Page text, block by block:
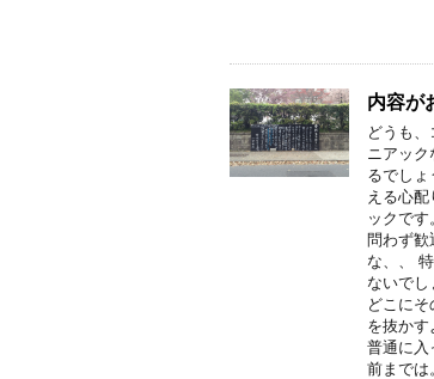
内容が
どうも
ニアッ
るでし
える心
ックで
問わず歓
な、、
ないでし
どこに
を抜かす
普通に入
前までは